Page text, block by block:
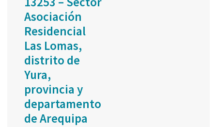
Asociación
Residencial
Las Lomas,
distrito de
Yura,
provincia y
departamento
de Arequipa